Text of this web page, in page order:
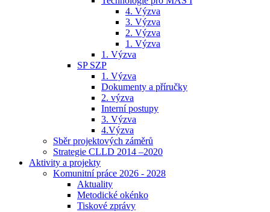
4. Výzva
3. Výzva
2. Výzva
1. Výzva
1. Výzva
SP SZP
1. Výzva
Dokumenty a příručky
2. výzva
Interní postupy
3. Výzva
4.Výzva
Sběr projektových záměrů
Strategie CLLD 2014 –2020
Aktivity a projekty
Komunitní práce 2026 - 2028
Aktuality
Metodické okénko
Tiskové zprávy